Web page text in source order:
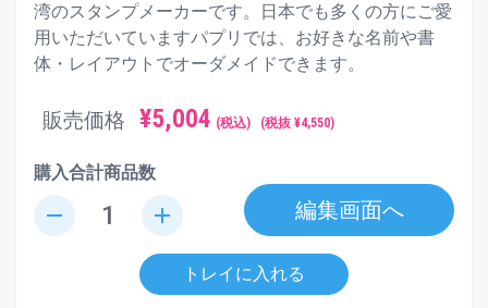
湾のスタンプメーカーです。日本でも多くの方にご愛
用いただいていますパプリでは、お好きな名前や書
体・レイアウトでオーダメイドできます。
販売価格 ¥5,004 (税込) (税抜 ¥4,550)
購入合計商品数
remove add 編集画面へ
トレイに入れる